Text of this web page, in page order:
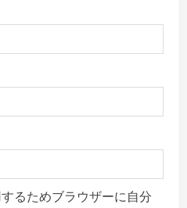
るためブラウザーに自分